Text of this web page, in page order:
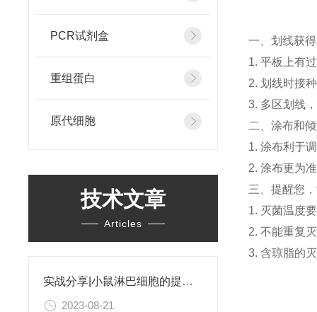
PCR试剂盒
重组蛋白
原代细胞
技术文章
Articles
实战分享|小鼠淋巴细胞的提取和分选之经验小结
2023-08-21
一、划线获
1. 平板上有
2. 划线时接
3. 多区划线
二、涂布和
1. 涂布利于
2. 涂布更为
三、提醒您
1. 灭菌温度
2. 不能重复
3. 含琼脂的